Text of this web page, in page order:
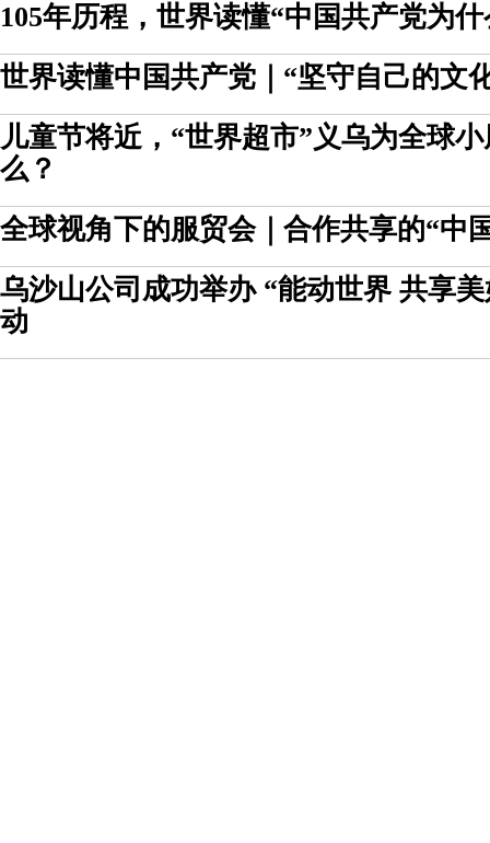
105年历程，世界读懂“中国共产党为
世界读懂中国共产党｜“坚守自己的文
儿童节将近，“世界超市”义乌为全球
么？
全球视角下的服贸会｜合作共享的“中
乌沙山公司成功举办 “能动世界 共享
动